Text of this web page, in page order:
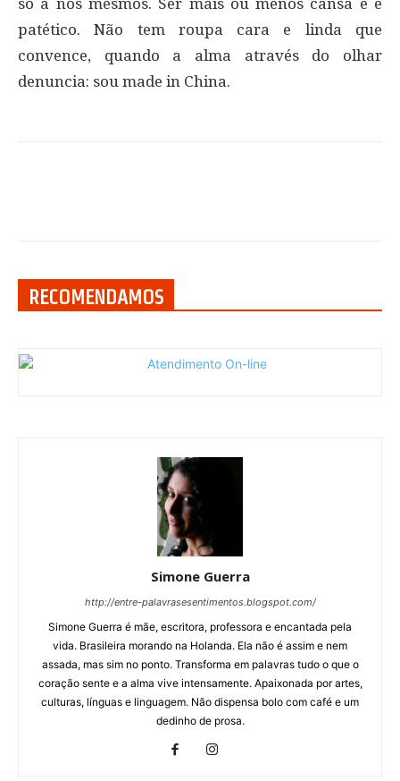
patético. Não tem roupa cara e linda que
convence, quando a alma através do olhar
denuncia: sou made in China.
RECOMENDAMOS
Simone Guerra
http://entre-palavrasesentimentos.blogspot.com/
Simone Guerra é mãe, escritora, professora e encantada pela
vida. Brasileira morando na Holanda. Ela não é assim e nem
assada, mas sim no ponto. Transforma em palavras tudo o que o
coração sente e a alma vive intensamente. Apaixonada por artes,
culturas, línguas e linguagem. Não dispensa bolo com café e um
dedinho de prosa.